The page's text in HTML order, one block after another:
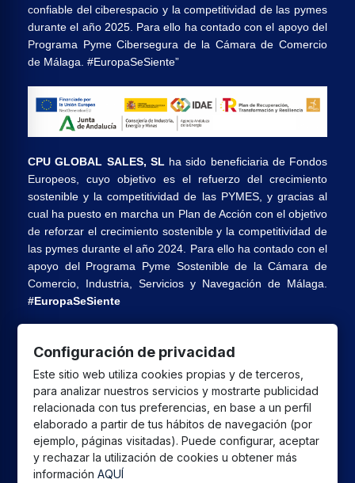
confiable del ciberespacio y la competitividad de las pymes
durante el año 2025. Para ello ha contado con el apoyo del
Programa Pyme Cibersegura de la Cámara de Comercio
de Málaga. #EuropaSeSiente”
CPU GLOBAL SALES, SL ha sido beneficiaria de Fondos
Europeos, cuyo objetivo es el refuerzo del crecimiento
sostenible y la competitividad de las PYMES, y gracias al
cual ha puesto en marcha un Plan de Acción con el objetivo
de reforzar el crecimiento sostenible y la competitividad de
las pymes durante el año 2024. Para ello ha contado con el
apoyo del Programa Pyme Sostenible de la Cámara de
Comercio, Industria, Servicios y Navegación de Málaga.
#EuropaSeSiente
CPU GLOBAL SALES SL ha recibido una ayuda de la
Unión Europea con cargo al Programa FEDER Andalucía
2021-2027 destinada a mejorar la competitividad y la
digitalización del sector comercial y artesano en Andalucía,
cuyo objetivo principal es la realización de proyectos para
el fomento del crecimiento y consolidación de pymes
comerciales y artesanas.
Configuración de privacidad
Este sitio web utiliza cookies propias y de terceros,
para analizar nuestros servicios y mostrarte publicidad
relacionada con tus preferencias, en base a un perfil
elaborado a partir de tus hábitos de navegación (por
ejemplo, páginas visitadas). Puede configurar, aceptar
y rechazar la utilización de cookies u obtener más
informaciónAQUÍ